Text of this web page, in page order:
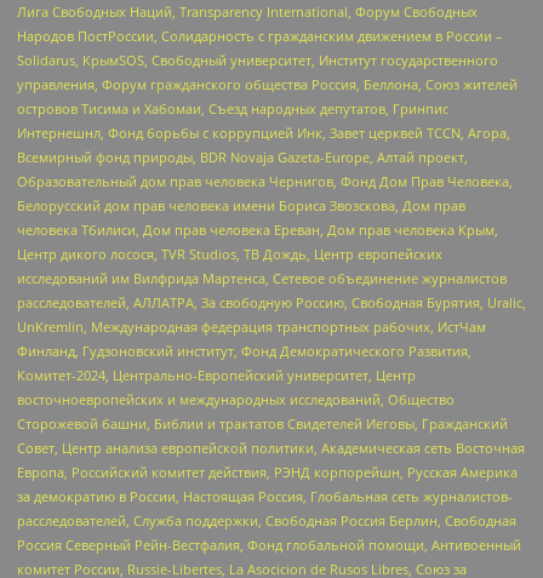
Лига Свободных Наций, Transparеncy International, Форум Свободных
Народов ПостРоссии, Солидарность с гражданским движением в России –
Solidarus, КрымSOS, Свободный университет, Институт государственного
управления, Форум гражданского общества Россия, Беллона, Союз жителей
островов Тисима и Хабомаи, Съезд народных депутатов, Гринпис
Интернешнл, Фонд борьбы с коррупцией Инк, Завет церквей TCCN, Агора,
Всемирный фонд природы, BDR Novaja Gazeta-Europe, Алтай проект,
Образовательный дом прав человека Чернигов, Фонд Дом Прав Человека,
Белорусский дом прав человека имени Бориса Звозскова, Дом прав
человека Тбилиси, Дом прав человека Ереван, Дом прав человека Крым,
Центр дикого лосося, TVR Studios, ТВ Дождь, Центр европейских
исследований им Вилфрида Мартенса, Сетевое объединение журналистов
расследователей, АЛЛАТРА, За свободную Россию, Свободная Бурятия, Uralic,
UnKremlin, Международная федерация транспортных рабочих, ИстЧам
Финланд, Гудзоновский институт, Фонд Демократического Развития,
Комитет-2024, Центрально-Европейский университет, Центр
восточноевропейских и международных исследований, Общество
Сторожевой башни, Библии и трактатов Свидетелей Иеговы, Гражданский
Совет, Центр анализа европейской политики, Академическая сеть Восточная
Европа, Российский комитет действия, РЭНД корпорейшн, Русская Америка
за демократию в России, Настоящая Россия, Глобальная сеть журналистов-
расследователей, Служба поддержки, Свободная Россия Берлин, Свободная
Россия Северный Рейн-Вестфалия, Фонд глобальной помощи, Антивоенный
комитет России, Russie-Libertes, La Asocicion de Rusos Libres, Союз за